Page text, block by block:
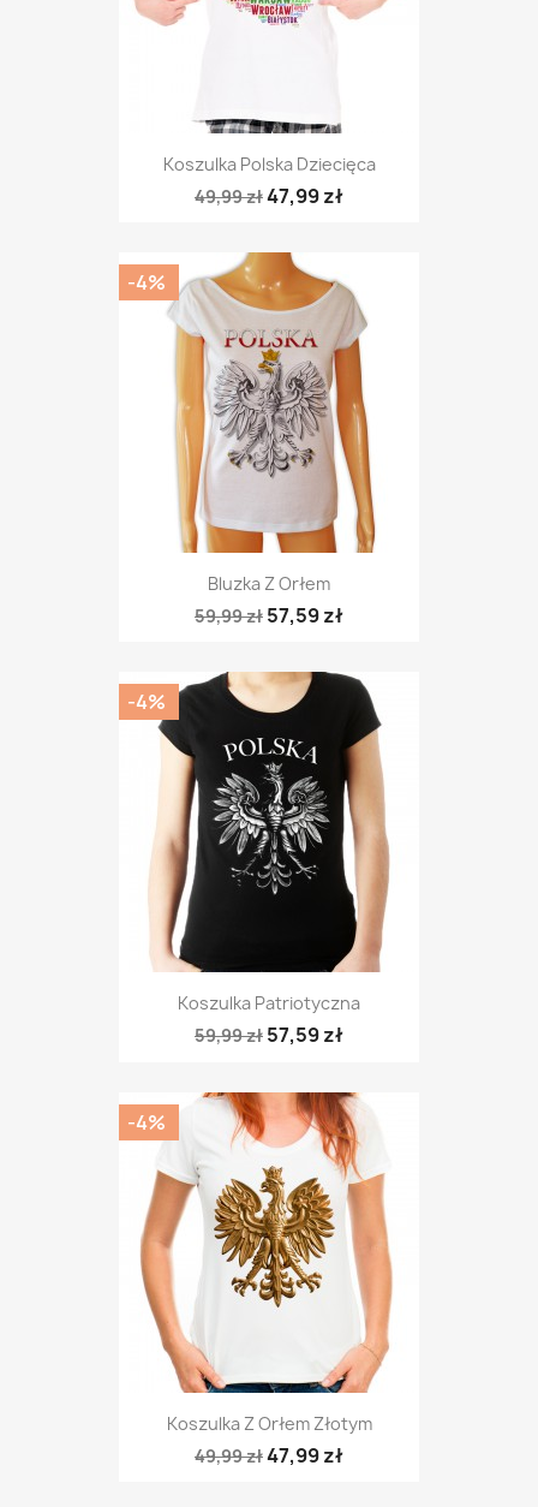
Koszulka Polska Dziecięca
49,99 zł47,99 zł
Bluzka Z Orłem
59,99 zł 57,59 zł
-4%
Koszulka Patriotyczna
59,99 zł 57,59 zł
-4%
Koszulka Z Orłem Złotym
49,99 zł47,99 zł
-4%